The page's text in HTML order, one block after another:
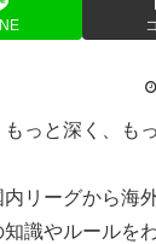
っと深く、も
リーグから海
識やルールを